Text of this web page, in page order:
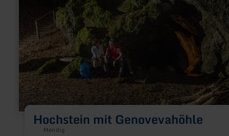
Hochstein mit Genovevahöhle
Mendig